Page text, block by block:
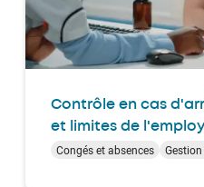
Contrôle en cas
et limites de
Congés et absences Gestion